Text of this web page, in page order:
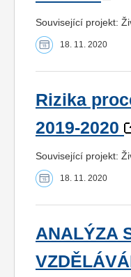
Související projekt:
18. 11. 2020
Rizika
2019-2020
Související projekt:
18. 11. 2020
ANALÝZA